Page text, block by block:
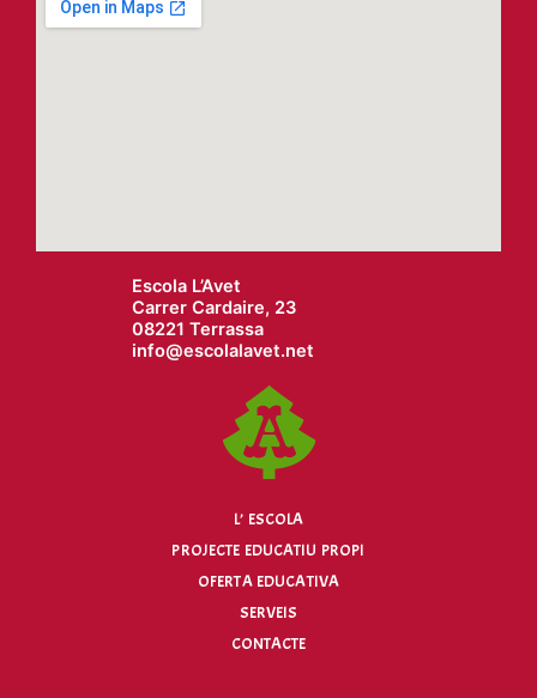
Escola L’Avet
Carrer Cardaire, 23
08221 Terrassa
info@escolalavet.net
L’ ESCOLA
PROJECTE EDUCATIU PROPI
OFERTA EDUCATIVA
SERVEIS
CONTACTE